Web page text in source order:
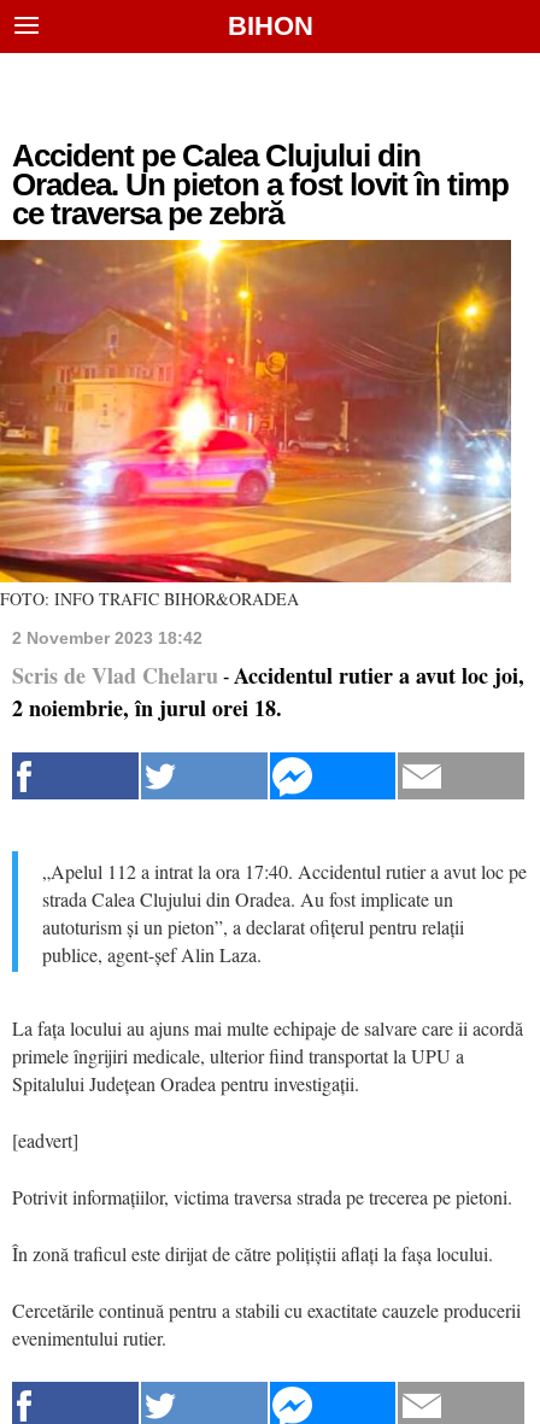
BIHON
Accident pe Calea Clujului din
Oradea. Un pieton a fost lovit în timp
ce traversa pe zebră
FOTO: INFO TRAFIC BIHOR&ORADEA
2 November 2023 18:42
Scris de Vlad Chelaru - Accidentul rutier a avut loc joi,
2 noiembrie, în jurul orei 18.
„Apelul 112 a intrat la ora 17:40. Accidentul rutier a avut loc pe
strada Calea Clujului din Oradea. Au fost implicate un
autoturism și un pieton”, a declarat ofițerul pentru relații
publice, agent-șef Alin Laza.
La fața locului au ajuns mai multe echipaje de salvare care ii acordă
primele îngrijiri medicale, ulterior fiind transportat la UPU a
Spitalului Județean Oradea pentru investigații.
[eadvert]
Potrivit informațiilor, victima traversa strada pe trecerea pe pietoni.
În zonă traficul este dirijat de către polițiștii aflați la fașa locului.
Cercetările continuă pentru a stabili cu exactitate cauzele producerii
evenimentului rutier.